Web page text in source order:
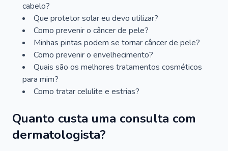
cabelo?
Que protetor solar eu devo utilizar?
Como prevenir o câncer de pele?
Minhas pintas podem se tornar câncer de pele?
Como prevenir o envelhecimento?
Quais são os melhores tratamentos cosméticos
para mim?
Como tratar celulite e estrias?
Quanto custa uma consulta com
dermatologista?